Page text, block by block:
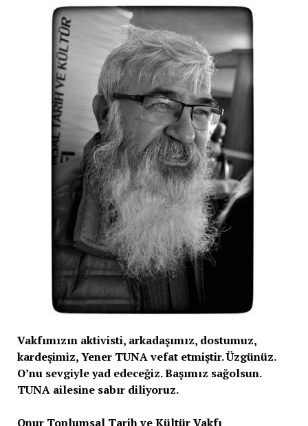
Vakfımızın aktivisti, arkadaşımız, dostumuz,
kardeşimiz, Yener TUNA vefat etmiştir. Üzgünüz.
O’nu sevgiyle yad edeceğiz. Başımız sağolsun.
TUNA ailesine sabır diliyoruz.
Onur Toplumsal Tarih ve Kültür Vakfı